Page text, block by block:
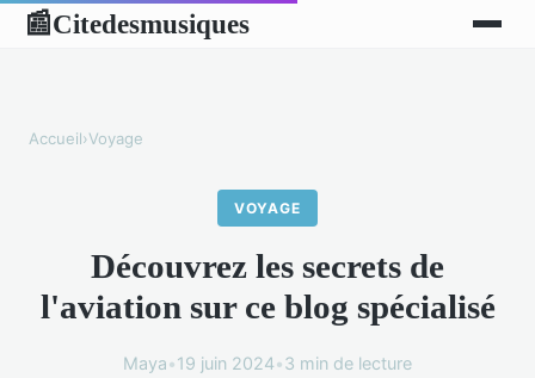
📰Citedesmusiques
Accueil›Voyage
VOYAGE
Découvrez les secrets de
l'aviation sur ce blog spécialisé
Maya•19 juin 2024•3 min de lecture